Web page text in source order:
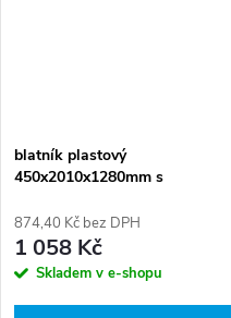
blatník plastový
450x2010x1280mm s
874,40 Kč bez DPH
1 058 Kč
Skladem v e-shopu